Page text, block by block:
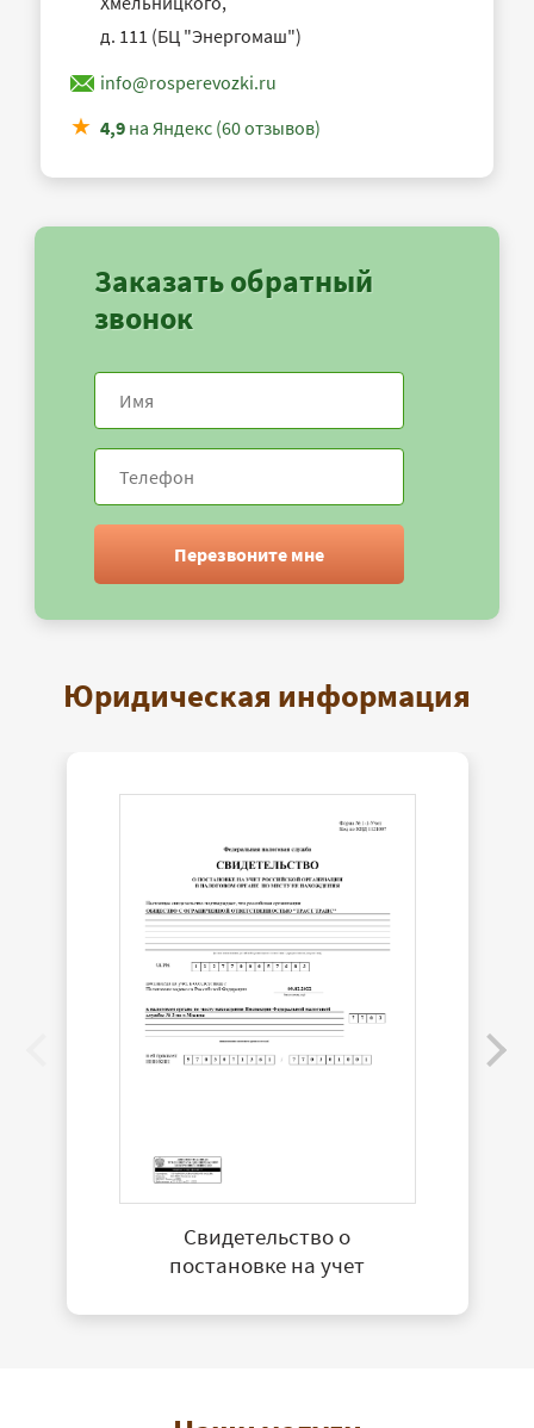
д. 111 (БЦ "Энергомаш")
info@rosperevozki.ru
4,9 на Яндекс (60 отзывов)
Заказать обратный
звонок
Перезвоните мне
Юридическая информация
Свидетельство о
постановке на учет